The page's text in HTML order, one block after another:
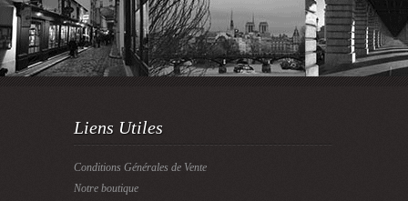
Liens Utiles
Conditions Générales de Vente
Notre boutique